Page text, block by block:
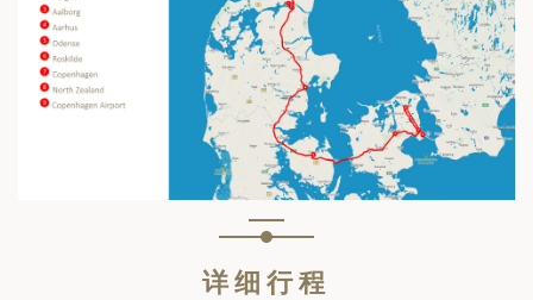
详细行程